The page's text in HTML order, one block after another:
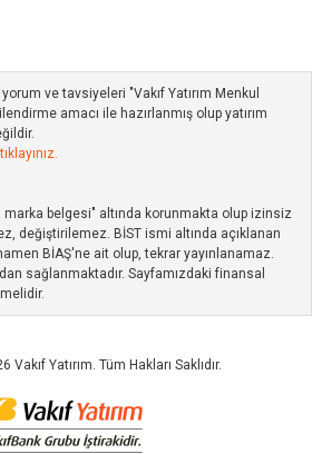
ve tavsiyeleri "Vakıf Yatırım Menkul
amacı ile hazırlanmış olup yatırım
marka belgesi" altında korunmakta olup izinsiz
değiştirilemez. BİST ismi altında açıklanan
BİAŞ'ne ait olup, tekrar yayınlanamaz.
sağlanmaktadır. Sayfamızdaki finansal
Yatırım. Tüm Hakları Saklıdır.